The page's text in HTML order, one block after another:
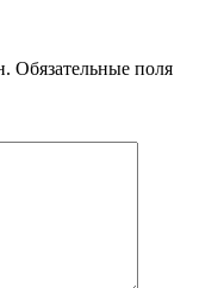
Обязательные поля